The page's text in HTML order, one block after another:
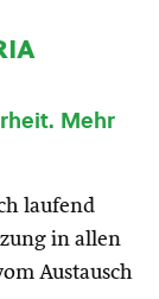
Mehr
laufend
in allen
Austausch